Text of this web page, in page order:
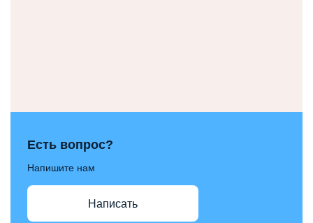
Есть вопрос?
Напишите нам
Написать